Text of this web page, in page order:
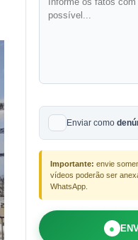
Enviar como
Importante: envie
vídeos poderão ser
WhatsApp.
●